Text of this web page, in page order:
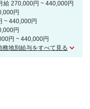
給 270,000円 ~ 440,000円
円
~ 440,000円
円
円 ~ 440,000円
務地別給与をすべて見る